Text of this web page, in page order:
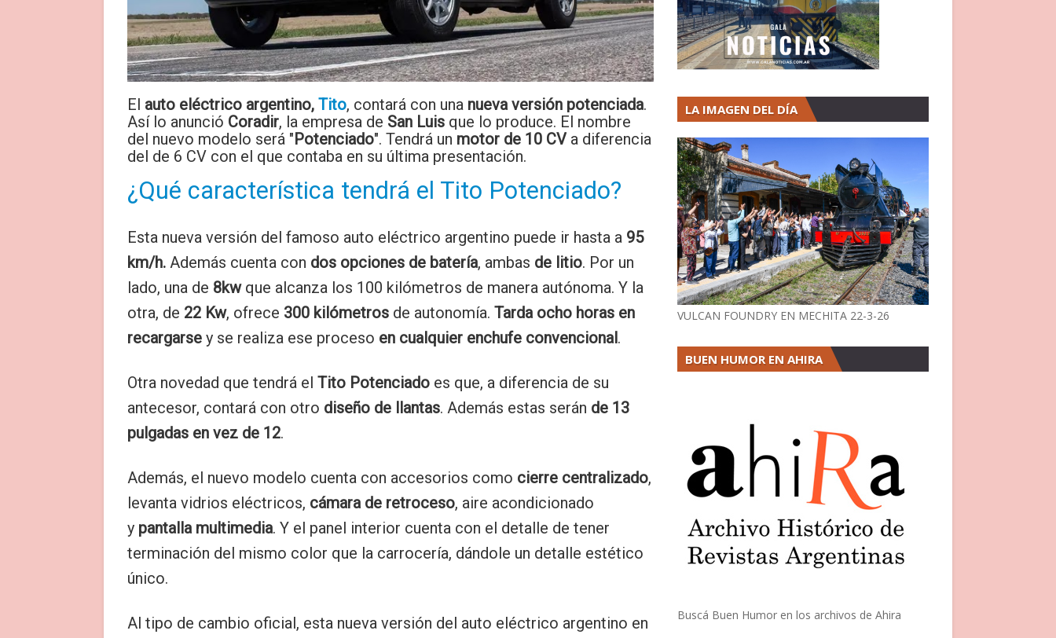
El auto eléctrico argentino, Tito, contará con una nueva versión potenciada.
Así lo anunció Coradir, la empresa de San Luis que lo produce. El nombre
del nuevo modelo será "Potenciado". Tendrá un motor de 10 CV a diferencia
del de 6 CV con el que contaba en su última presentación.
¿Qué característica tendrá el Tito Potenciado?
Esta nueva versión del famoso auto eléctrico argentino puede ir hasta a 95
km/h. Además cuenta con dos opciones de batería, ambas de litio. Por un
lado, una de 8kw que alcanza los 100 kilómetros de manera autónoma. Y la
otra, de 22 Kw, ofrece 300 kilómetros de autonomía. Tarda ocho horas en
recargarse y se realiza ese proceso en cualquier enchufe convencional.
Otra novedad que tendrá el Tito Potenciado es que, a diferencia de su
antecesor, contará con otro diseño de llantas. Además estas serán de 13
pulgadas en vez de 12.
Además, el nuevo modelo cuenta con accesorios como cierre centralizado,
levanta vidrios eléctricos, cámara de retroceso, aire acondicionado
y pantalla multimedia. Y el panel interior cuenta con el detalle de tener
terminación del mismo color que la carrocería, dándole un detalle estético
único.
Al tipo de cambio oficial, esta nueva versión del auto eléctrico argentino en
LA IMAGEN DEL DÍA
VULCAN FOUNDRY EN MECHITA 22-3-26
BUEN HUMOR EN AHIRA
Buscá Buen Humor en los archivos de Ahira